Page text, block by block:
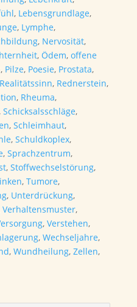
, Lebensgrundlage,
, Lymphe,
, Nervosität,
, Ödem, offene
, Pilze, Poesie, Prostata,
Realitätssinn, Rednerstein,
, Rheuma,
Schicksalsschläge,
, Schleimhaut,
, Schuldkoplex,
, Sprachzentrum,
, Stoffwechselstörung,
, Tumore,
, Unterdrückung,
Verhaltensmuster,
, Verstehen,
, Wechseljahre,
, Wundheilung, Zellen,